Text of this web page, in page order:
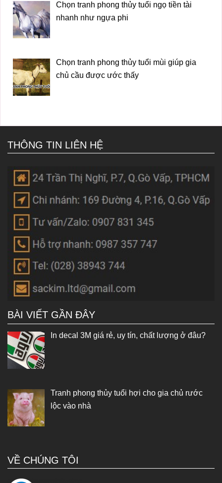
Chọn tranh phong thủy tuổi ngọ tiền tài
nhanh như ngựa phi
Chọn tranh phong thủy tuổi mùi giúp gia
chủ cầu được ước thấy
THÔNG TIN LIÊN HỆ
BÀI VIẾT GẦN ĐÂY
In decal 3M giá rẻ, uy tín, chất lượng ở đâu?
Tranh phong thủy tuổi hợi cho gia chủ rước
lộc vào nhà
VỀ CHÚNG TÔI